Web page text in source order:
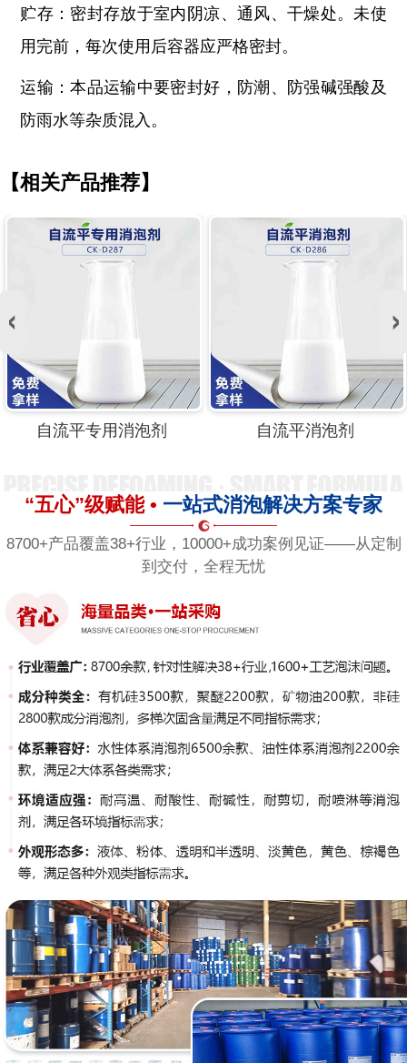
贮存：密封存放于室内阴凉、通风、干燥处。未使
用完前，每次使用后容器应严格密封。
运输：本品运输中要密封好，防潮、防强碱强酸及
防雨水等杂质混入。
【相关产品推荐】
自流平消泡剂 自流平砂浆用消泡剂
“五心”级赋能 • 一站式消泡解决方案专家
8700+产品覆盖38+行业，10000+成功案例见证——从定制
到交付，全程无忧